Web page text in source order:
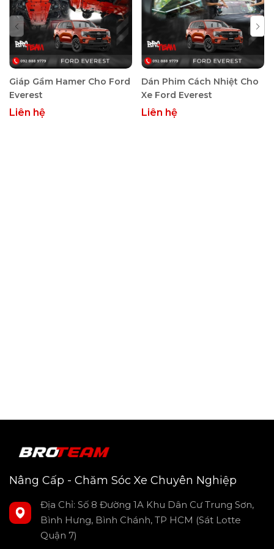
ổn định hơn trên mọi địa hình. Nếu bạn đang tìm kiếm giải
pháp tối ưu để bảo vệ gầm xe Ford Everest, hãy đến ngay
xưởng độ xe BRO TEAM để được tư vấn và trải nghiệm dịch
vụ chuyên nghiệp, đảm bảo chất lượng hàng đầu!
Lớp phủ gầm giúp hạn chế tác động của nước, muối biển,
toàn cho xe.
Giáp Gầm Hamer Cho Ford
Everest
Liên hệ
Dán Phim Cách Nhiệt Cho
Xe Ford Everest
Liên hệ
Nâng Cấp - Chăm Sóc Xe Chuyên Nghiệp
Địa Chỉ: Số 8 Đường 1A Khu Dân Cư Trung Sơn,
Bình Hưng, Bình Chánh, TP HCM (Sát Lotte
Quận 7)